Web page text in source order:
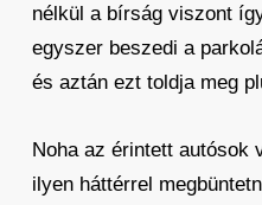
nélkül a bírság viszont
egyszer beszedi a
és aztán ezt toldja meg
Noha az érintett autósok
ilyen háttérrel